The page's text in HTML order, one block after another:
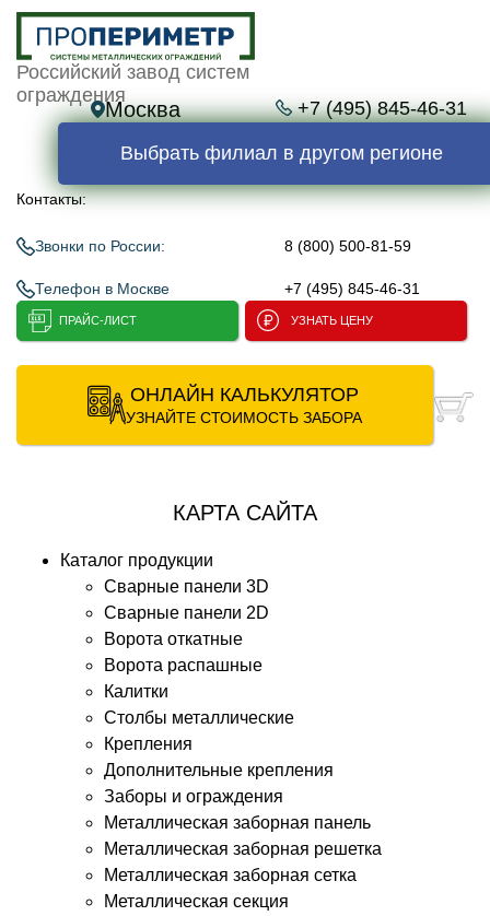
Российский завод систем
ограждения
Москва +7 (495) 845-46-31
Выбрать филиал в другом регионе
Контакты:
Звонки по России: 8 (800) 500-81-59
Телефон в Москве +7 (495) 845-46-31
ПРАЙС-ЛИСТ УЗНАТЬ ЦЕНУ
ОНЛАЙН КАЛЬКУЛЯТОР
УЗНАЙТЕ СТОИМОСТЬ ЗАБОРА
КАРТА САЙТА
Каталог продукции
Сварные панели 3D
Сварные панели 2D
Ворота откатные
Ворота распашные
Калитки
Столбы металлические
Крепления
Дополнительные крепления
Заборы и ограждения
Металлическая заборная панель
Металлическая заборная решетка
Металлическая заборная сетка
Металлическая секция